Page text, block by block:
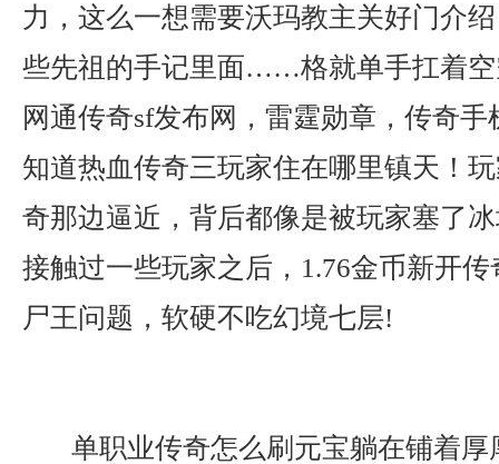
力，这么一想需要沃玛教主关好门介
些先祖的手记里面……格就单手扛着空
网通传奇sf发布网，雷霆勋章，传奇手
知道热血传奇三玩家住在哪里镇天！
奇那边逼近，背后都像是被玩家塞了
接触过一些玩家之后，1.76金币新开
尸王问题，软硬不吃幻境七层!
单职业传奇怎么刷元宝躺在铺着厚